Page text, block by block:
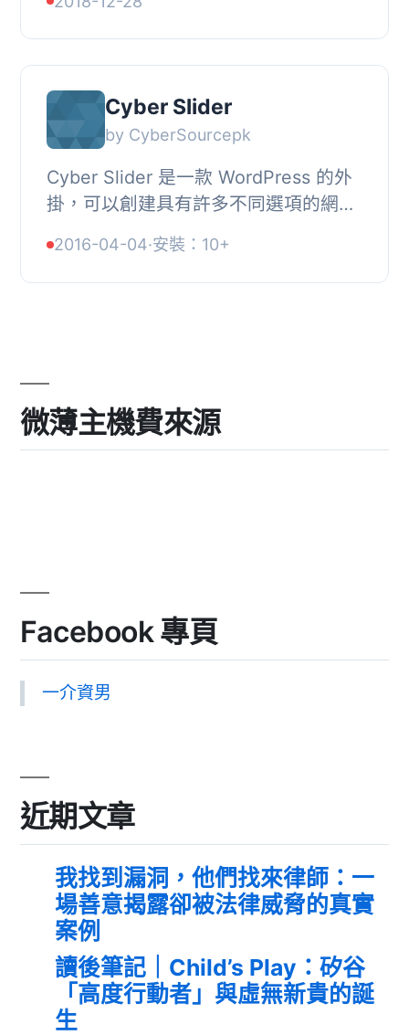
Cyber Slider
by CyberSourcepk
Cyber Slider 是一款 WordPress 的外
掛，可以創建具有許多不同選項的網站
片選項等等。插件也為管理員提供許多
設置選項。,...
2016-04-04·安裝：10+
微薄主機費來源
Facebook 專頁
一介資男
近期文章
我找到漏洞，他們找來律師：一
場善意揭露卻被法律威脅的真實
案例
讀後筆記｜Child’s Play：矽谷
「高度行動者」與虛無新貴的誕
生